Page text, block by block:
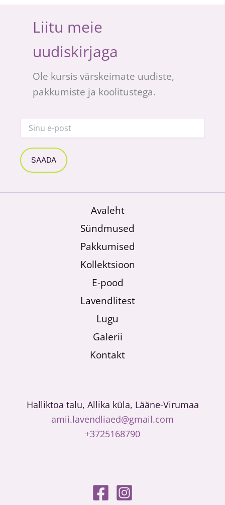
Liitu meie
uudiskirjaga
Ole kursis värskeimate uudiste,
pakkumiste ja koolitustega.
Avaleht
Sündmused
Pakkumised
Kollektsioon
E-pood
Lavendlitest
Lugu
Galerii
Kontakt
Halliktoa talu, Allika küla, Lääne-Virumaa
amii.lavendliaed@gmail.com
+3725168790